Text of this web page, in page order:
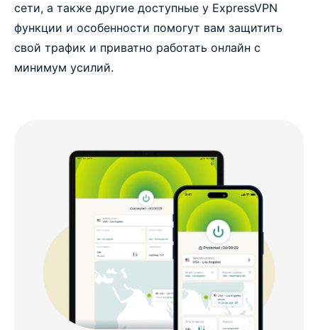
сети, а также другие доступные у ExpressVPN
функции и особенности помогут вам защитить
свой трафик и приватно работать онлайн с
минимум усилий.